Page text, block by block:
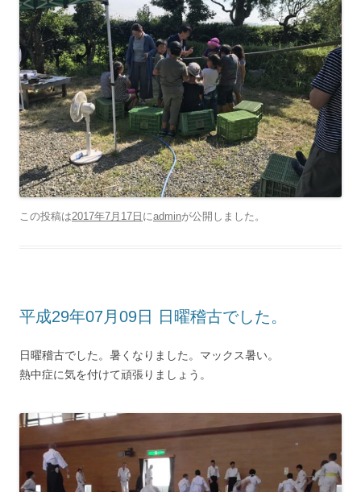
この投稿は2017年7月17日 にadminが公開しました 。
平成29年07月09日 日曜稽古でした。
日曜稽古でした。暑くなりました。マックス暑い。
熱中症に気を付けて頑張りましょう。